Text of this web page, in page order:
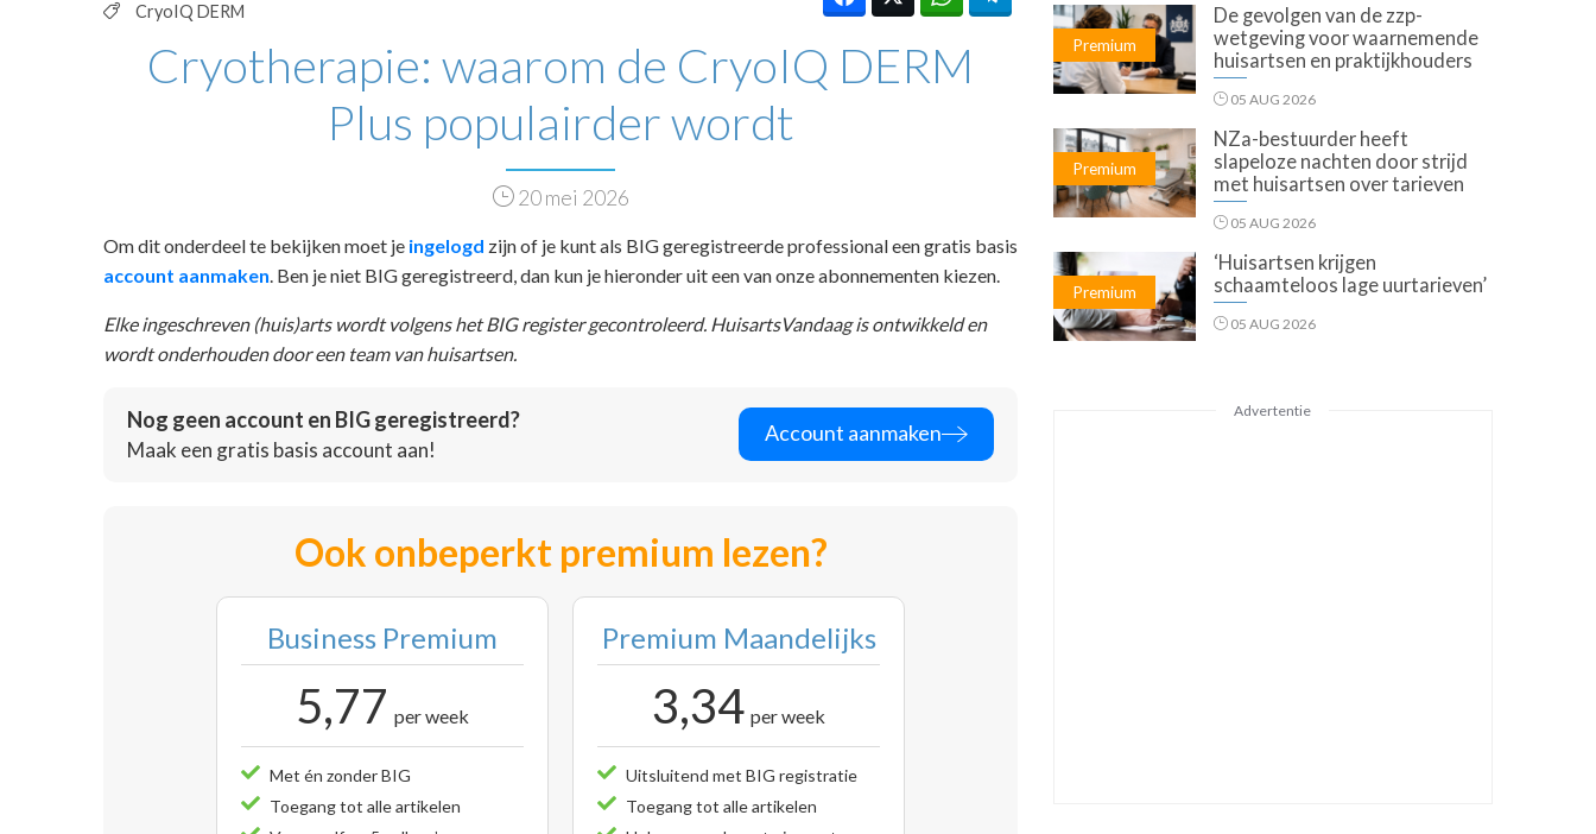
CryoIQ DERM
Cryotherapie: waarom de CryoIQ DERM
Plus populairder wordt
20 mei 2026
Om dit onderdeel te bekijken moet je ingelogd zijn of je kunt als BIG geregistreerde professional een gratis basis
account aanmaken . Ben je niet BIG geregistreerd, dan kun je hieronder uit een van onze abonnementen kiezen.
Elke ingeschreven (huis)arts wordt volgens het BIG register gecontroleerd. HuisartsVandaag is ontwikkeld en
wordt onderhouden door een team van huisartsen.
Nog geen account en BIG geregistreerd?
Maak een gratis basis account aan!
Account aanmaken
Ook onbeperkt premium lezen?
Business Premium
5,77 per week
Met én zonder BIG
Toegang tot alle artikelen
Premium Maandelijks
3,34 per week
Uitsluitend met BIG registratie
Toegang tot alle artikelen
Premium
De gevolgen van de zzp-
wetgeving voor waarnemende
huisartsen en praktijkhouders
05 AUG 2026
Premium
NZa-bestuurder heeft
slapeloze nachten door strijd
met huisartsen over tarieven
05 AUG 2026
Premium
‘Huisartsen krijgen
schaamteloos lage uurtarieven’
05 AUG 2026
Advertentie